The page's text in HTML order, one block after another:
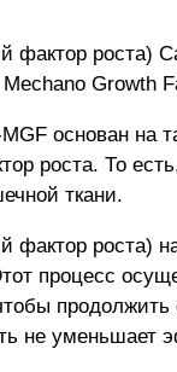
фактор роста)
Growth
основан на
роста. То
ткани.
фактор роста)
процесс
не уменьшает